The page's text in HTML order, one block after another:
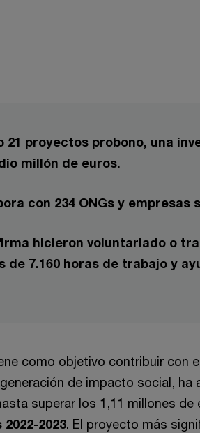
proyectos probono, una
millón de euros.
con 234 ONGs y empresas
hicieron voluntariado o
de 7.160 horas de trabajo y
como objetivo contribuir con
de impacto social, ha
superar los 1,11 millones de
2023. El proyecto más